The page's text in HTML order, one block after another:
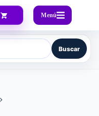
Menú
Buscar